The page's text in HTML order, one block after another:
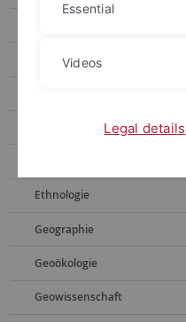
Biologie
Empirische Kulturwissenschaft
Ethnologie
Geographie
Geoökologie
Geowissenschaft
Essential
Videos
Legal details